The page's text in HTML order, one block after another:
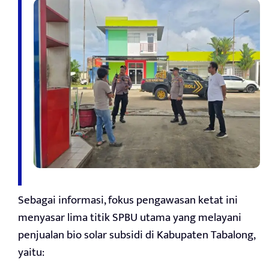
Sebagai informasi, fokus pengawasan ketat ini
menyasar lima titik SPBU utama yang melayani
penjualan bio solar subsidi di Kabupaten Tabalong,
yaitu: